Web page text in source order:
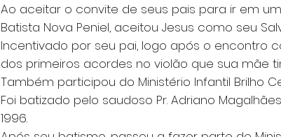
Ao aceitar o convite de seus pais para ir em
Batista Nova Peniel, aceitou Jesus como seu
Incentivado por seu pai, logo após o encontro
dos primeiros acordes no violão que sua mãe
Também participou do Ministério Infantil Brilho
Foi batizado pelo saudoso Pr. Adriano
1996.